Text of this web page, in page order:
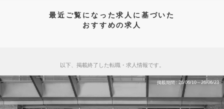
最近ご覧になった求人に基づいた
おすすめの求人
以下、掲載終了した転職・求人情報です。
掲載期間 26/06/10～26/06/23